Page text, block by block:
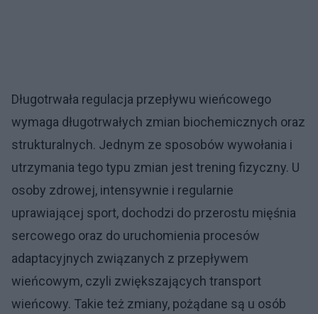
Długotrwała regulacja przepływu wieńcowego
wymaga długotrwałych zmian biochemicznych oraz
strukturalnych. Jednym ze sposobów wywołania i
utrzymania tego typu zmian jest trening fizyczny. U
osoby zdrowej, intensywnie i regularnie
uprawiającej sport, dochodzi do przerostu mięśnia
sercowego oraz do uruchomienia procesów
adaptacyjnych związanych z przepływem
wieńcowym, czyli zwiększających transport
wieńcowy. Takie też zmiany, pożądane są u osób